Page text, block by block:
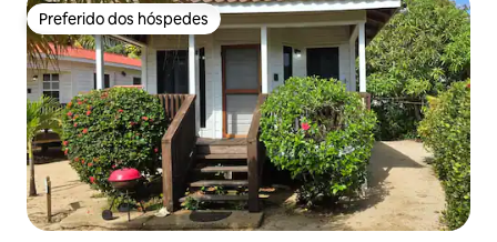
Preferido dos hóspedes
Preferido dos hóspedes